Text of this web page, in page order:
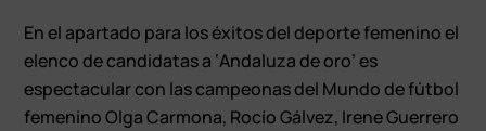
En el apartado para los éxitos del deporte femenino el
elenco de candidatas a ‘Andaluza de oro’ es
espectacular con las campeonas del Mundo de fútbol
femenino Olga Carmona, Rocío Gálvez, Irene Guerrero